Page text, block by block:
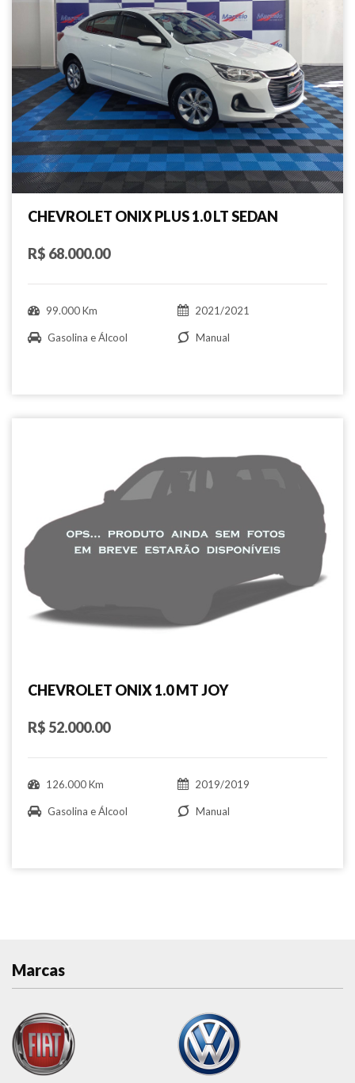
CHEVROLET ONIX PLUS 1.0 LT SEDAN
R$ 68.000.00
99.000 Km 2021/2021
Gasolina e Álcool Manual
CHEVROLET ONIX 1.0 MT JOY
R$ 52.000.00
126.000 Km 2019/2019
Gasolina e Álcool Manual
Marcas